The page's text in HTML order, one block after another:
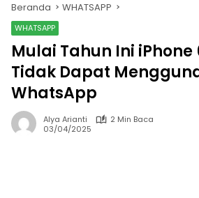
Beranda WHATSAPP
WHATSAPP
Mulai Tahun Ini iPhone
Tidak Dapat
WhatsApp
Alya Arianti
2 Min Baca
03/04/2025